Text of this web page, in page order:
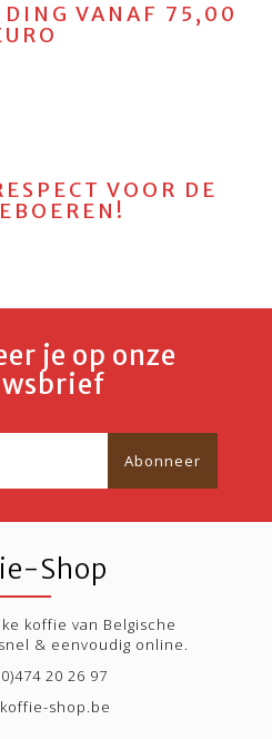
VANAF 75,00
VOOR DE
je op onze
Abonneer
Shop
koffie van Belgische
& eenvoudig online.
20 26 97
shop.be